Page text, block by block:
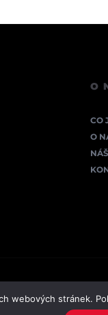
O
CO
O
webových stránek.